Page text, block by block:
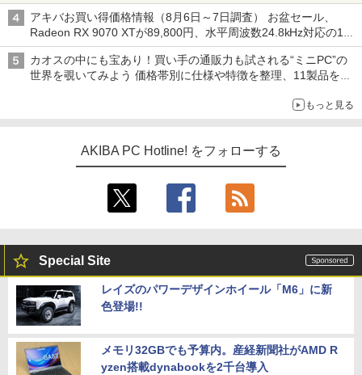
アキバお買い得価格情報（8月6日～7日調査） お盆セール、
Radeon RX 9070 XTが89,800円、水平周波数24.8kHz対応の17
型モニターが9,801円、暑さ指数連動セール ほか
カオスの中にも宝あり！買い手の通販力も試される“ミニPC”の
世界を覗いてみよう 価格帯別に仕様や特徴を整理、11製品をピ
もっと見る
AKIBA PC Hotline! をフォローする
Special Site
レイズのパワーデザインホイール「M6」に新
色登場!!
メモリ32GBでも予算内。産経新聞社がAMD R
yzen搭載dynabookを2千台導入